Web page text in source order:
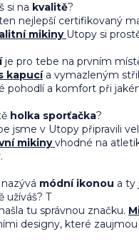
si na kvalitě?
nejlepší certifikovaný
mikiny Utopy si
je pro tebe na prvním
kapucía vymazleným
pohodlí a komfort při
holka sporťačka?
jsme v Utopy připravili
mikinyvhodné na
módní ikonou a ty
užíváš? T
tu správnou značku.
designy, které